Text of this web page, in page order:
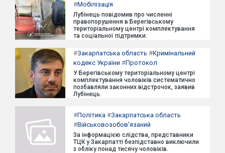
#Мобілізація
Лубінець повідомив про численні
правопорушення в Берегівському
територіальному центрі комплектування
та соціальної підтримки.
#Закарпатська область #Кримінальний
кодекс України #Протокол
У Берегівському територіальному центрі
комплектування чоловіків систематично
позбавляли законних відстрочок, заявив
Лубінець.
#Політика #Закарпатська область
#Військовозобов'язаний
За інформацією слідства, представники
ТЦК у Закарпатті безпідставно виключили
з обліку понад тисячу чоловіків.